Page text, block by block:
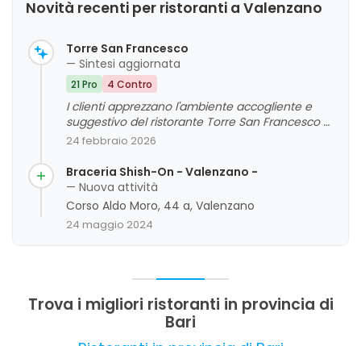
Novità recenti per ristoranti a Valenzano
Torre San Francesco
— Sintesi aggiornata
21 Pro 4 Contro
I clienti apprezzano l'ambiente accogliente e
suggestivo del ristorante Torre San Francesco a
Valenzano, con particolare attenzione alla
all'atmosfera elegante e divertente. La pulizia e il
servizio sono generalmente valutati
positivamente, così come la musica e
l'animazione durante eventi e feste. Le principali
aree di miglioramento riguardano l'esterno, che
Nel complesso, l'attività si distingue per la sua
ai propri clienti.
24 febbraio 2026
Braceria Shish-On - Valenzano -
— Nuova attività
Corso Aldo Moro, 44 a, Valenzano
24 maggio 2024
Trova i migliori ristoranti in provincia di
Bari